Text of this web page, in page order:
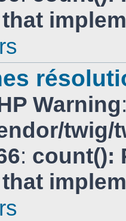
Warning
: count():